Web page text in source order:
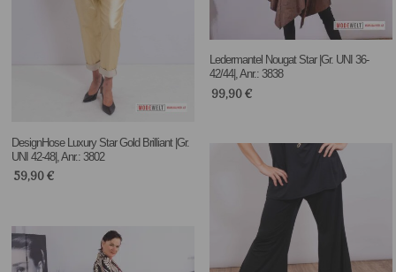
Ledermantel Nougat Star |Gr. UNI 36-
42/44|, Anr.: 3838
99,90€
DesignHose Luxury Star Gold Brilliant |Gr.
UNI 42-48|, Anr.: 3802
59,90€